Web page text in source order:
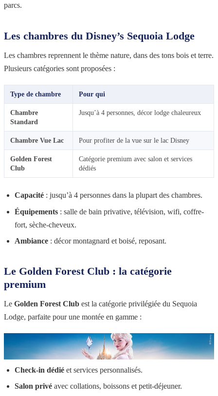
parcs.
Les chambres du Disney’s Sequoia Lodge
Les chambres reprennent le thème nature, dans des tons bois et terre.
Plusieurs catégories sont proposées :
Type de chambre Pour qui
Chambre
Standard
Jusqu’à 4 personnes, décor lodge chaleureux
Chambre Vue Lac Pour profiter de la vue sur le lac Disney
Golden Forest
Club
Catégorie premium avec salon et services
dédiés
Capacité : jusqu’à 4 personnes dans la plupart des chambres.
Équipements : salle de bain privative, télévision, wifi, coffre-
fort, sèche-cheveux.
Ambiance : décor montagnard et boisé, reposant.
Le Golden Forest Club : la catégorie
premium
Le Golden Forest Club est la catégorie privilégiée du Sequoia
Lodge, parfaite pour une montée en gamme :
Check-in dédié et services personnalisés.
Salon privé avec collations, boissons et petit-déjeuner.